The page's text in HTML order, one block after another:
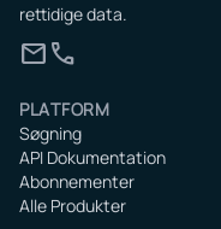
rettidige data.
mailcall
PLATFORM
Søgning
API Dokumentation
Abonnementer
Alle Produkter